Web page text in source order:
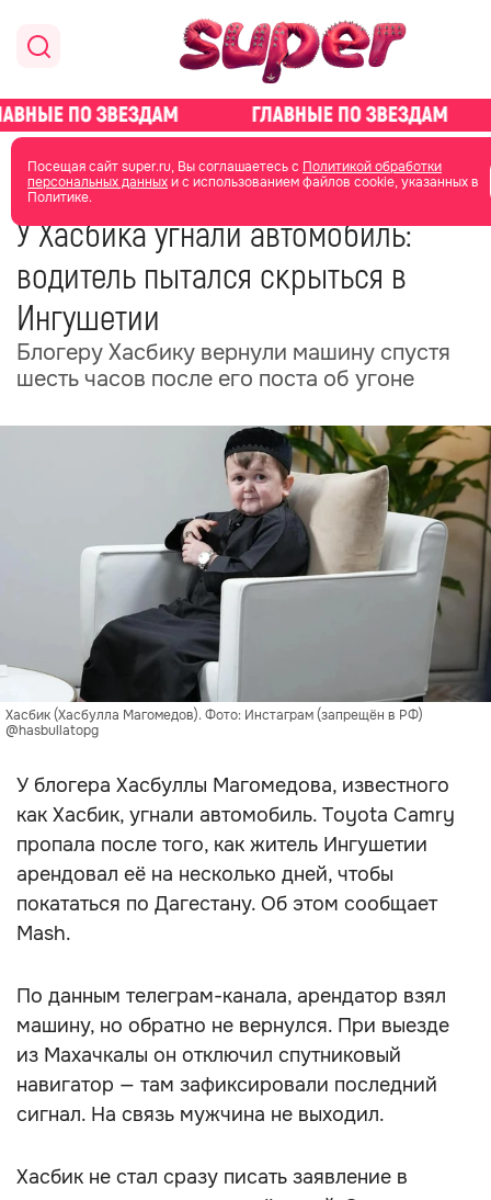
Посещая сайт super.ru, Вы соглашаетесь с Политикой обработки
персональных данныхи с использованием файлов cookie, указанных в
Политике.
главная общество
06 июня
У Хасбика угнали автомобиль:
водитель пытался скрыться в
Ингушетии
Блогеру Хасбику вернули машину спустя
шесть часов после его поста об угоне
Хасбик (Хасбулла Магомедов). Фото: Инстаграм (запрещён в РФ)
@hasbullatopg
У блогера Хасбуллы Магомедова, известного
как Хасбик, угнали автомобиль. Toyota Camry
пропала после того, как житель Ингушетии
арендовал её на несколько дней, чтобы
покататься по Дагестану. Об этом сообщает
Mash.
По данным телеграм-канала, арендатор взял
машину, но обратно не вернулся. При выезде
из Махачкалы он отключил спутниковый
навигатор — там зафиксировали последний
сигнал. На связь мужчина не выходил.
Хасбик не стал сразу писать заявление в